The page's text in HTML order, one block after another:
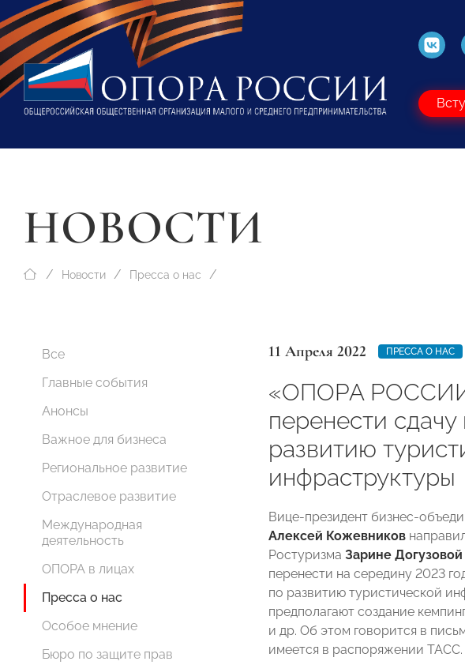
НОВОСТИ
Новости Пресса о нас
Все
Главные события
Анонсы
Важное для бизнеса
Региональное развитие
Отраслевое развитие
Международная
деятельность
ОПОРА в лицах
Пресса о нас
Особое мнение
Бюро по защите прав
11 Апреля 2022 ПРЕССА О НАС
«ОПОРА
перенести
развитию
инфраструктуры
Вице-президент бизнес-
Алексей Кожевников
Ростуризма Зарине Догузовой
перенести на середину 2023
по развитию туристической
предполагают создание
и др. Об этом говорится в
имеется в распоряжении ТАСС.